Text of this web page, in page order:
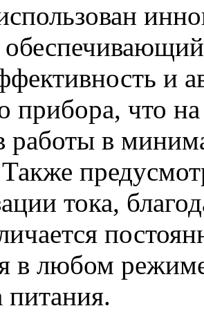
и
прибора, что
работы в
тока,
в любом
питания.